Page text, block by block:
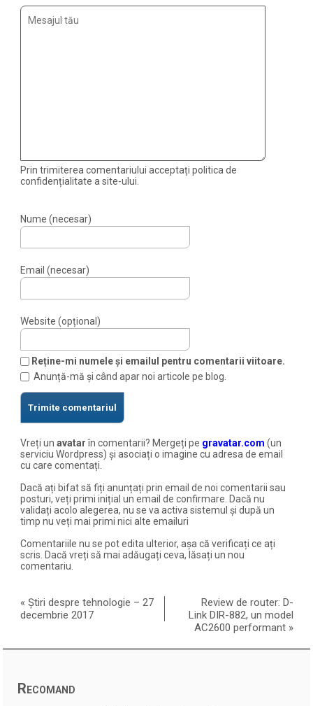
Prin trimiterea comentariului acceptați politica de
confidențialitate a site-ului.
Nume (necesar)
Email (necesar)
Website (opțional)
Reține-mi numele și emailul pentru comentarii viitoare.
Anunță-mă și când apar noi articole pe blog.
Vreți unavatarîn comentarii? Mergeți pe gravatar.com (un
serviciu Wordpress) și asociați o imagine cu adresa de email
cu care comentați.
Dacă ați bifat să fiți anunțați prin email de noi comentarii sau
posturi, veți primi inițial un email de confirmare. Dacă nu
validați acolo alegerea, nu se va activa sistemul și după un
timp nu veți mai primi nici alte emailuri
Comentariile nu se pot edita ulterior, așa că verificați ce ați
scris. Dacă vreți să mai adăugați ceva, lăsați un nou
comentariu.
«Știri despre tehnologie – 27
decembrie 2017
Review de router: D-
Link DIR-882, un model
AC2600 performant »
Recomand